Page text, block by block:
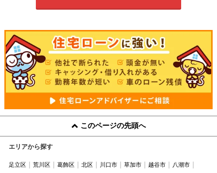
このページの先頭へ
エリアから探す
足立区 荒川区 葛飾区 北区 川口市 草加市 越谷市 八潮市